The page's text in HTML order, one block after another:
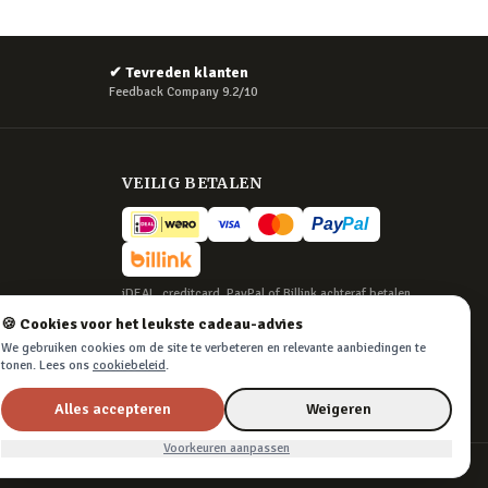
✔ Tevreden klanten
Feedback Company 9.2/10
VEILIG BETALEN
iDEAL, creditcard, PayPal of Billink achteraf betalen
BEZORGING
Voor 22:45 besteld, morgen in huis. Tot 365
dagen retourneren.
🍪 Cookies voor het leukste cadeau-advies
We gebruiken cookies om de site te verbeteren en relevante aanbiedingen te
tonen. Lees ons cookiebeleid.
Alles accepteren Weigeren
Voorkeuren aanpassen